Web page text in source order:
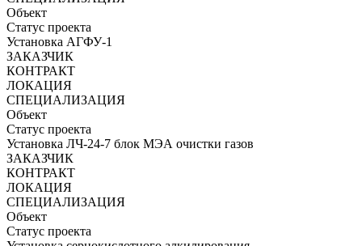
Объект
Статус проекта
Установка АГФУ-1
ЗАКАЗЧИК
КОНТРАКТ
ЛОКАЦИЯ
СПЕЦИАЛИЗАЦИЯ
Объект
Статус проекта
Установка ЛЧ-24-7 блок МЭА очистки газов
ЗАКАЗЧИК
КОНТРАКТ
ЛОКАЦИЯ
СПЕЦИАЛИЗАЦИЯ
Объект
Статус проекта